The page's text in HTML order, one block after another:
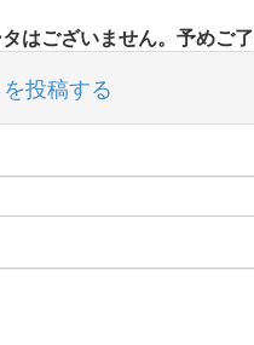
はございません。予めご了
投稿する